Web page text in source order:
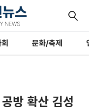
문화/축제
방 확산 김성